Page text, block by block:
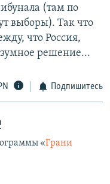
(там по
выборы). Так что
что Россия,
решение...
Подпишитесь
«Грани